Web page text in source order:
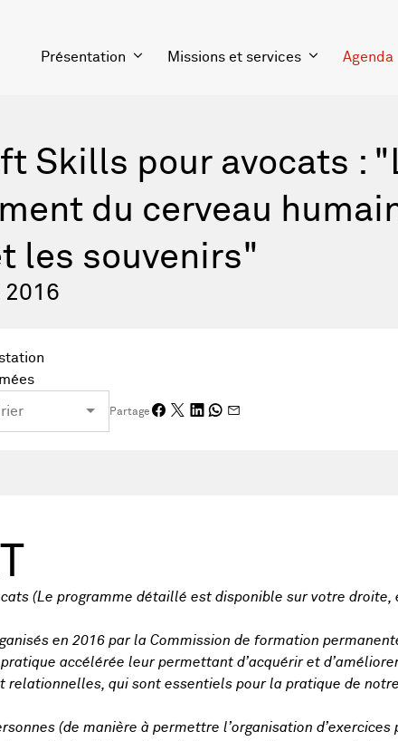
Présentation Missions et services Agenda
Skills pour avocats :
du cerveau
les souvenirs"
Partage
(Le programme détaillé est disponible sur votre droite,
en 2016 par la Commission de formation
accélérée leur permettant d’acquérir et
relationnelles, qui sont essentiels pour la pratique de
(de manière à permettre l’organisation d’exercices